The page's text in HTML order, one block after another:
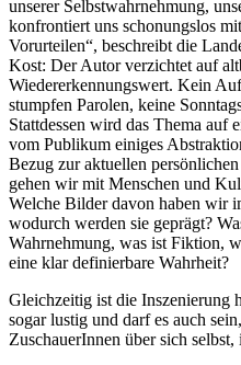
unserer Selbstwahrnehmung,
konfrontiert uns schonungslos
Vorurteilen“, beschreibt die
Kost: Der Autor verzichtet auf
Wiedererkennungswert. Kein
stumpfen Parolen, keine
Stattdessen wird das Thema auf
vom Publikum einiges
Bezug zur aktuellen
gehen wir mit Menschen und
Welche Bilder davon haben wir
wodurch werden sie geprägt?
Wahrnehmung, was ist Fiktion,
eine klar definierbare Wahrheit?
Gleichzeitig ist die Inszenierung
sogar lustig und darf es auch
ZuschauerInnen über sich